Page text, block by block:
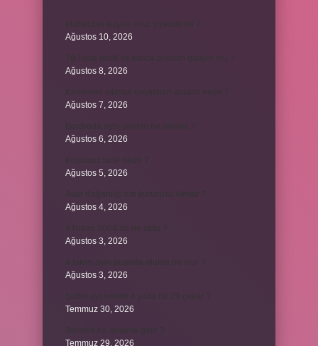
Muhabbet kuşları muz yiyebilir mi ?
Ağustos 10, 2026
Ağustos 8, 2026
Ağustos 7, 2026
Ağustos 6, 2026
Ağustos 5, 2026
Ağustos 4, 2026
Ağustos 3, 2026
Ağustos 3, 2026
Temmuz 30, 2026
Temmuz 29, 2026